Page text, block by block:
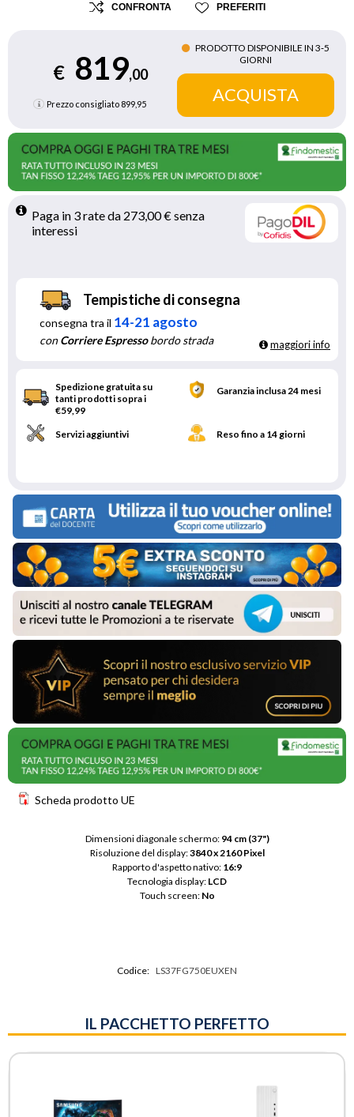
CONFRONTA PREFERITI
€ 819,00
Prezzo consigliato 899,95
PRODOTTO DISPONIBILE IN 3‑5
GIORNI
Paga in 3 rate da 273,00 € senza
interessi
Tempistiche di consegna
consegna tra il 14-21 agosto
conCorriere Espressobordo strada maggiori info
Spedizione gratuita su
tanti prodotti sopra i
€59,99
Garanzia inclusa 24 mesi
Servizi aggiuntivi Reso fino a 14 giorni
Scheda prodotto UE
Dimensioni diagonale schermo: 94 cm (37")
Risoluzione del display: 3840 x 2160 Pixel
Rapporto d'aspetto nativo: 16:9
Tecnologia display: LCD
Touch screen: No
Codice: LS37FG750EUXEN
IL PACCHETTO PERFETTO